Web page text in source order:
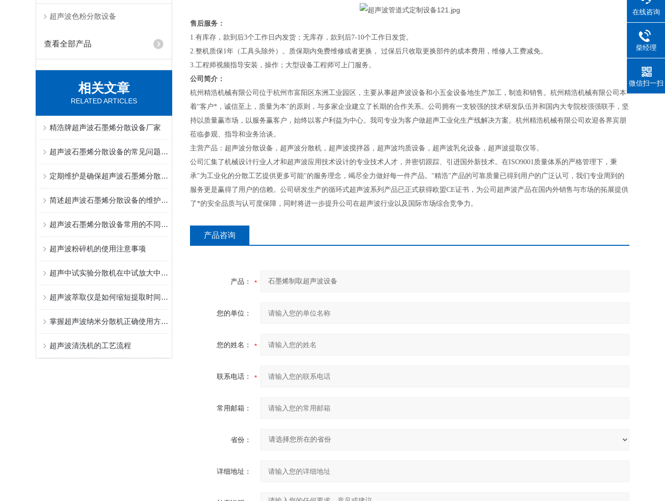
超声波色粉分散设备
查看全部产品
相关文章
RELATED ARTICLES
精浩牌超声波石墨烯分散设备厂家
超声波石墨烯分散设备的常见问题相应解决方法分享
定期维护是确保超声波石墨烯分散设备长期稳定运行的关键
简述超声波石墨烯分散设备的维护保养方法
超声波石墨烯分散设备常用的不同分散方法介绍
超声波粉碎机的使用注意事项
超声中试实验分散机在中试放大中的重要作用
超声波萃取仪是如何缩短提取时间的？
掌握超声波纳米分散机正确使用方法是实现纳米级均匀的关键
超声波清洗机的工艺流程
售后服务：
1.有库存，款到后3个工作日内发货；无库存，款到后7-10个工作日发货。
2.整机质保1年（工具头除外）。质保期内免费维修或者更换， 过保后只收取更换部件的成本费用，维修人工费减免。
3.工程师视频指导安装，操作；大型设备工程师可上门服务。
公司简介：
杭州精浩机械有限公司位于杭州市富阳区东洲工业园区，主要从事超声波设备和小五金设备地生产加工，制造和销售。杭州精浩机械有限公司本
着“客户*，诚信至上，质量为本"的原则，与多家企业建立了长期的合作关系。公司拥有一支较强的技术研发队伍并和国内大专院校强强联手，坚
持以质量赢市场，以服务赢客户，始终以客户利益为中心。我司专业为客户做超声工业化生产线解决方案。杭州精浩机械有限公司欢迎各界宾朋
莅临参观、指导和业务洽谈。
主营产品：超声波分散设备，超声波分散机，超声波搅拌器，超声波均质设备，超声波乳化设备，超声波提取仪等。
公司汇集了机械设计行业人才和超声波应用技术设计的专业技术人才，并密切跟踪、引进国外新技术。在ISO9001质量体系的严格管理下，秉
承"为工业化的分散工艺提供更多可能"的服务理念，竭尽全力做好每一件产品。"精浩"产品的可靠质量已得到用户的广泛认可，我们专业周到的
服务更是赢得了用户的信赖。公司研发生产的循环式超声波系列产品已正式获得欧盟CE证书，为公司超声波产品在国内外销售与市场的拓展提供
了*的安全品质与认可度保障，同时将进一步提升公司在超声波行业以及国际市场综合竞争力。
产品咨询
产品：
您的单位：
您的姓名：
联系电话：
常用邮箱：
省份：
详细地址：
在线咨询
柴经理
微信扫一扫